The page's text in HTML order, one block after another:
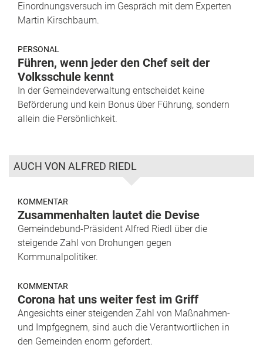
Einordnungsversuch im Gespräch mit dem Experten
Martin Kirschbaum.
PERSONAL
Führen, wenn jeder den Chef seit der
Volksschule kennt
In der Gemeindeverwaltung entscheidet keine
Beförderung und kein Bonus über Führung, sondern
allein die Persönlichkeit.
AUCH VON ALFRED RIEDL
KOMMENTAR
Zusammenhalten lautet die Devise
Gemeindebund-Präsident Alfred Riedl über die
steigende Zahl von Drohungen gegen
Kommunalpolitiker.
KOMMENTAR
Corona hat uns weiter fest im Griff
Angesichts einer steigenden Zahl von Maßnahmen-
und Impfgegnern, sind auch die Verantwortlichen in
den Gemeinden enorm gefordert.